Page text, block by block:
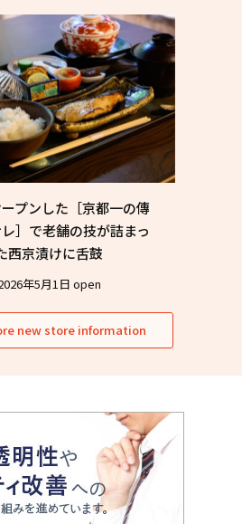
プンした［京都一の傳
］で老舗の技が詰まっ
西京漬けに舌鼓
年5月1日 open
new store information